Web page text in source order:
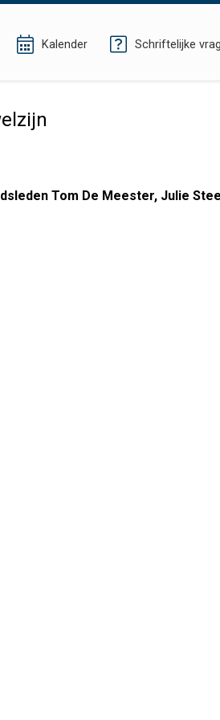
Kalender Schriftelijke
Tom De Meester, Julie